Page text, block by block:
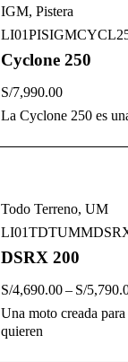
IGM, Pistera
Cyclone 250
S/7,990.00
La Cyclone 250 es
Todo Terreno, UM
DSRX 200
S/4,690.00– S/
Una moto creada
quieren